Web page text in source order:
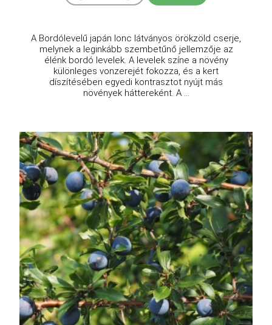
A Bordólevelű japán lonc látványos örökzöld cserje,
melynek a leginkább szembetűnő jellemzője az
élénk bordó levelek. A levelek színe a növény
különleges vonzerejét fokozza, és a kert
díszítésében egyedi kontrasztot nyújt más
növények háttereként. A ...